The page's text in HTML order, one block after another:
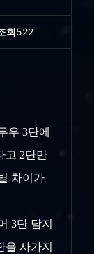
회522
우 3단에
고 2단만
차이가
3단 담지
사가지